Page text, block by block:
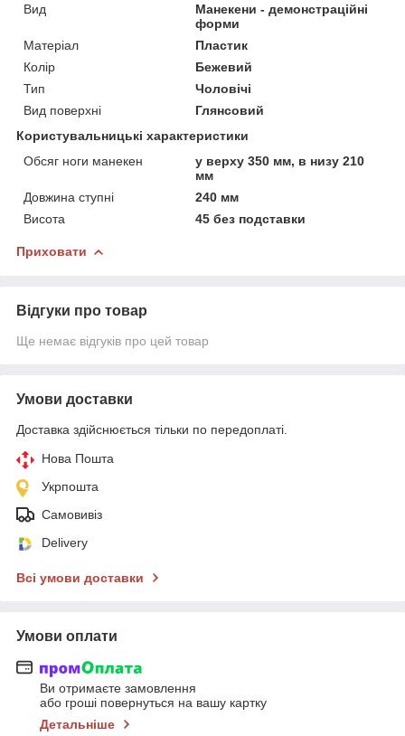
Вид
Манекени - демонстраційні
форми
Матеріал
Пластик
Колір
Бежевий
Тип
Чоловічі
Вид поверхні
Глянсовий
Користувальницькі характеристики
Обсяг ноги манекен
у верху 350 мм, в низу 210
мм
Довжина ступні
240 мм
Висота
45 без подставки
Приховати
Відгуки про товар
Ще немає відгуків про цей товар
Умови доставки
Доставка здійснюється тільки по передоплаті.
Нова Пошта
Укрпошта
Самовивіз
Delivery
Всі умови доставки
Умови оплати
Ви отримаєте замовлення
або гроші повернуться на вашу картку
Детальніше